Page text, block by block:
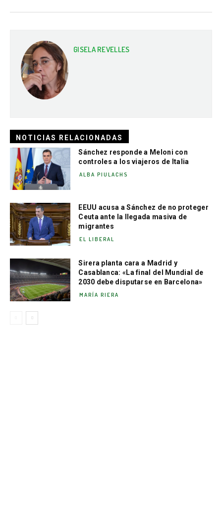
GISELA REVELLES
NOTICIAS RELACIONADAS
Sánchez responde a Meloni con
controles a los viajeros de Italia
ALBA PIULACHS
EEUU acusa a Sánchez de no proteger
Ceuta ante la llegada masiva de
migrantes
EL LIBERAL
Sirera planta cara a Madrid y
Casablanca: «La final del Mundial de
2030 debe disputarse en Barcelona»
MARÍA RIERA